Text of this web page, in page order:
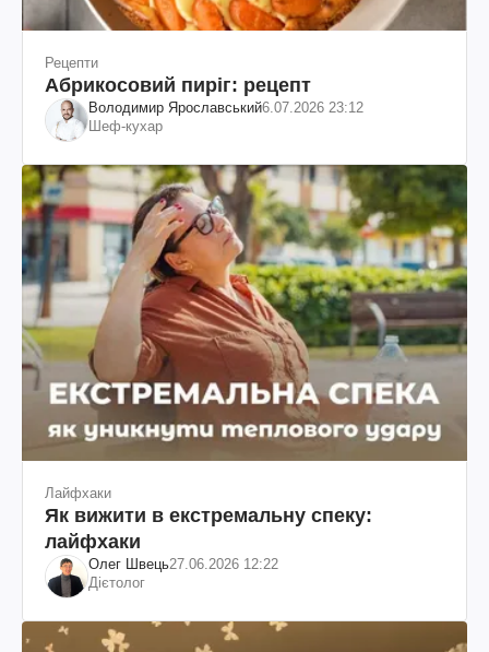
Рецепти
Абрикосовий пиріг: рецепт
Володимир Ярославський6.07.2026 23:12
Шеф-кухар
Лайфхаки
Як вижити в екстремальну спеку:
лайфхаки
Олег Швець27.06.2026 12:22
Дієтолог